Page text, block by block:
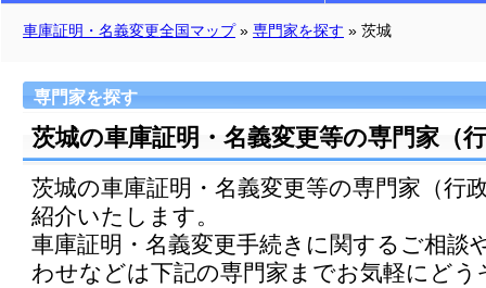
車庫証明・名義変更全国マップ» 専門家を探す » 茨城
専門家を探す
茨城の車庫証明・名義変更等の専門家（
茨城の車庫証明・名義変更等の専門家（行
紹介いたします。
車庫証明・名義変更手続きに関するご相談
わせなどは下記の専門家までお気軽にどう